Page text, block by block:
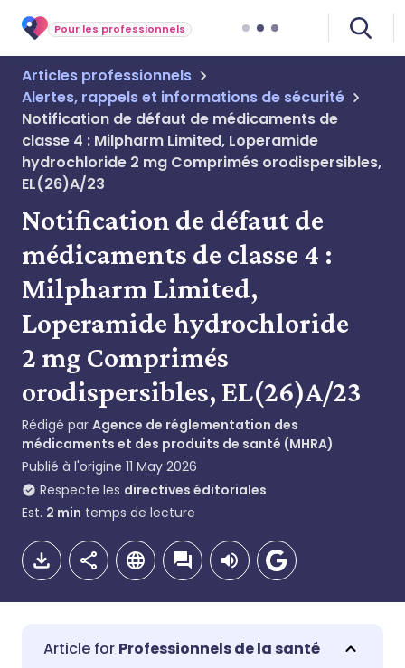
Pour les professionnels
Articles professionnels
Alertes, rappels et informations de sécurité
Notification de défaut de médicaments de
classe 4 : Milpharm Limited, Loperamide
hydrochloride 2 mg Comprimés orodispersibles,
EL(26)A/23
Notification de défaut de
médicaments de classe 4 :
Milpharm Limited,
Loperamide hydrochloride
2 mg Comprimés
orodispersibles, EL(26)A/23
Rédigé par Agence de réglementation des
médicaments et des produits de santé (MHRA)
Publié à l'origine 11 May 2026
Respecte les directives éditoriales
Est. 2 min temps de lecture
Professionnels de la santé